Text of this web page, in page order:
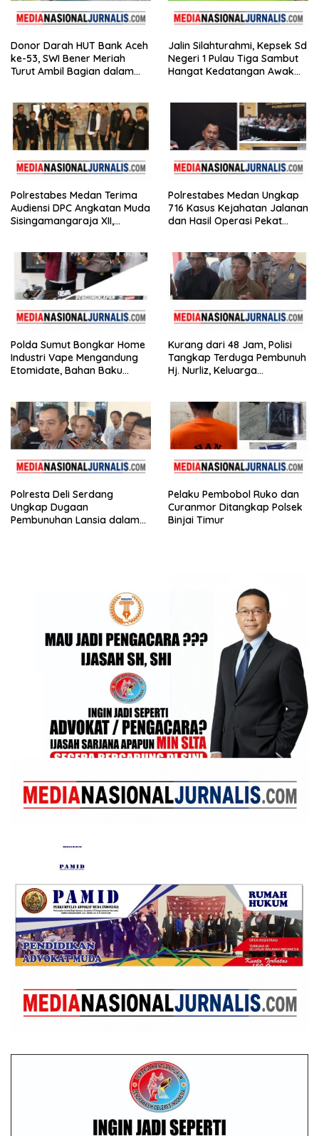
Donor Darah HUT Bank Aceh
ke-53, SWI Bener Meriah
Turut Ambil Bagian dalam
Jalin Silahturahmi, Kepsek Sd
Negeri 1 Pulau Tiga Sambut
Hangat Kedatangan Awak
Polrestabes Medan Terima
Audiensi DPC Angkatan Muda
Sisingamangaraja XII,
Polrestabes Medan Ungkap
716 Kasus Kejahatan Jalanan
dan Hasil Operasi Pekat
Polda Sumut Bongkar Home
Industri Vape Mengandung
Etomidate, Bahan Baku
Kurang dari 48 Jam, Polisi
Tangkap Terduga Pembunuh
Hj. Nurliz, Keluarga
Polresta Deli Serdang
Ungkap Dugaan
Pembunuhan Lansia dalam
Pelaku Pembobol Ruko dan
Curanmor Ditangkap Polsek
Binjai Timur